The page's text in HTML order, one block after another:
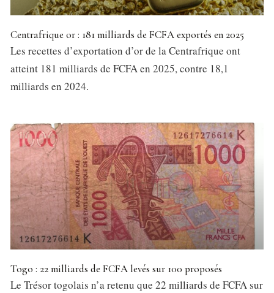
Centrafrique or : 181 milliards de FCFA exportés en 2025
Les recettes d’exportation d’or de la Centrafrique ont
atteint 181 milliards de FCFA en 2025, contre 18,1
milliards en 2024.
Togo : 22 milliards de FCFA levés sur 100 proposés
Le Trésor togolais n’a retenu que 22 milliards de FCFA sur